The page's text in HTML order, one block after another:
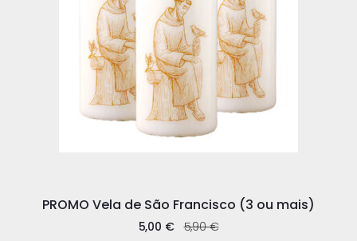
PROMO Vela de São Francisco (3 ou mais)
5,90€
5,00 €